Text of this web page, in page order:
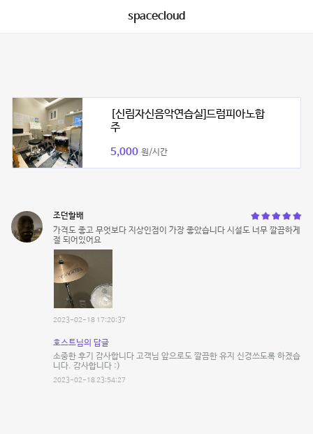
spacecloud
[신림자신음악연습실]드럼피아노합
주
5,000 원/시간
조던할배
가격도 좋고 무엇보다 지상인점이 가장 좋았습니다 시설도 너무 깔끔하게
절 되어있어요
2023-02-18 17:20:37
호스트님의 답글
소중한 후기 감사합니다 고객님 앞으로도 깔끔한 유지 신경쓰도록 하겠습
니다. 감사합니다 :)
2023-02-18 23:54:27